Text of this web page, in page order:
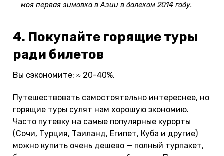
моя первая зимовка в Азии в далеком 2014 году.
4. Покупайте горящие туры
ради билетов
Вы сэкономите: ≈ 20-40%.
Путешествовать самостоятельно интереснее, но
горящие туры сулят нам хорошую экономию.
Часто путевку на самые популярные курорты
(Сочи, Турция, Таиланд, Египет, Куба и другие)
можно купить очень дешево — полный турпакет,